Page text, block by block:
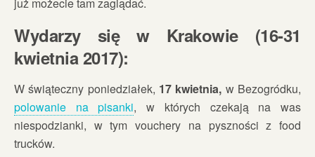
Wydarzy się w Krakowie (16-31
kwietnia 2017):
W świąteczny poniedziałek, 17 kwietnia, w Bezogródku,
polowanie na pisanki, w których czekają na was
niespodzianki, w tym vouchery na pyszności z food
trucków.